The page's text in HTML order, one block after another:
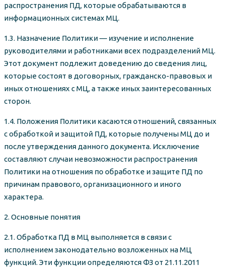
распространения ПД, которые обрабатываются в
информационных системах МЦ.
1.3. Назначение Политики — изучение и исполнение
руководителями и работниками всех подразделений МЦ.
Этот документ подлежит доведению до сведения лиц,
которые состоят в договорных, гражданско-правовых и
иных отношениях с МЦ, а также иных заинтересованных
сторон.
1.4. Положения Политики касаются отношений, связанных
с обработкой и защитой ПД, которые получены МЦ до и
после утверждения данного документа. Исключение
составляют случаи невозможности распространения
Политики на отношения по обработке и защите ПД по
причинам правового, организационного и иного
характера.
2. Основные понятия
2.1. Обработка ПД в МЦ выполняется в связи с
исполнением законодательно возложенных на МЦ
функций. Эти функции определяются ФЗ от 21.11.2011